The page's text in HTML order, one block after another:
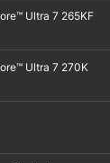
Ultra 7 265KF
Ultra 7 270K